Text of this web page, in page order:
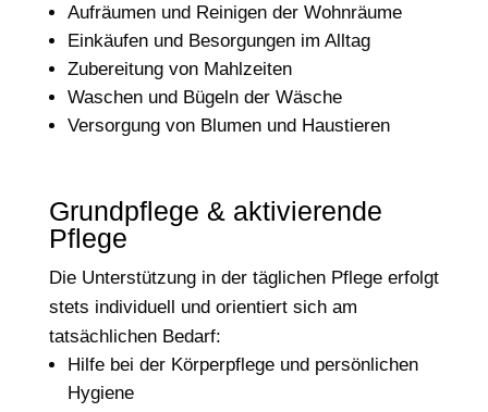
Aufräumen und Reinigen der Wohnräume
Einkäufen und Besorgungen im Alltag
Zubereitung von Mahlzeiten
Waschen und Bügeln der Wäsche
Versorgung von Blumen und Haustieren
Grundpflege & aktivierende
Pflege
Die Unterstützung in der täglichen Pflege erfolgt
stets individuell und orientiert sich am
tatsächlichen Bedarf:
Hilfe bei der Körperpflege und persönlichen
Hygiene